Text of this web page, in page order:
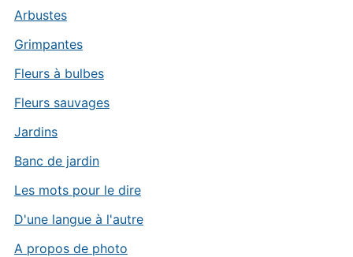
Arbustes
Grimpantes
Fleurs à bulbes
Fleurs sauvages
Jardins
Banc de jardin
Les mots pour le dire
D'une langue à l'autre
A propos de photo